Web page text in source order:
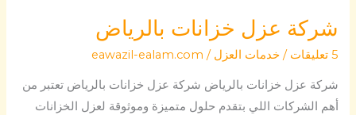
شركة عزل خزانات بالرياض
5 تعليقات /خدمات العزل /
eawazil-ealam.com
شركة عزل خزانات بالرياض شركة عزل خزانات بالرياض تعتبر من
أهم الشركات اللي بتقدم حلول متميزة وموثوقة لعزل الخزانات